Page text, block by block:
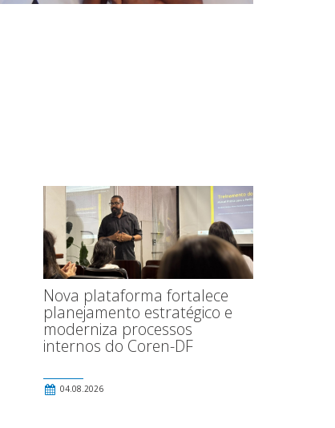
Nova plataforma fortalece
planejamento estratégico e
moderniza processos
internos do Coren-DF
04.08.2026